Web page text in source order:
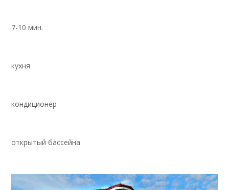
7-10 мин.
кухня
кондиционер
открытый бассейна